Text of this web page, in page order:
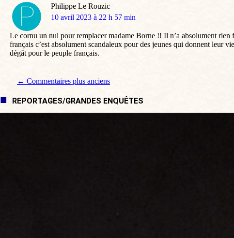
Philippe Le Rouzic
dit
10 avril 2023 à 22 h 57 min
Le cornu un nul pour remplacer madame Borne !! Il n’a absolument
français c’est absolument scandaleux pour des jeunes qui donnent leur
dégât pour le peuple français.
Navigation de commentaire
← Commentaires plus anciens
REPORTAGES/GRANDES ENQUÊTES